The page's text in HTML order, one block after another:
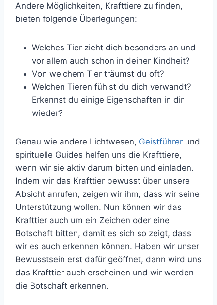
Andere Möglichkeiten, Krafttiere zu finden,
bieten folgende Überlegungen:
Welches Tier zieht dich besonders an und
vor allem auch schon in deiner Kindheit?
Von welchem Tier träumst du oft?
Welchen Tieren fühlst du dich verwandt?
Erkennst du einige Eigenschaften in dir
wieder?
Genau wie andere Lichtwesen, Geistführer und
spirituelle Guides helfen uns die Krafttiere,
wenn wir sie aktiv darum bitten und einladen.
Indem wir das Krafttier bewusst über unsere
Absicht anrufen, zeigen wir ihm, dass wir seine
Unterstützung wollen. Nun können wir das
Krafttier auch um ein Zeichen oder eine
Botschaft bitten, damit es sich so zeigt, dass
wir es auch erkennen können. Haben wir unser
Bewusstsein erst dafür geöffnet, dann wird uns
das Krafttier auch erscheinen und wir werden
die Botschaft erkennen.